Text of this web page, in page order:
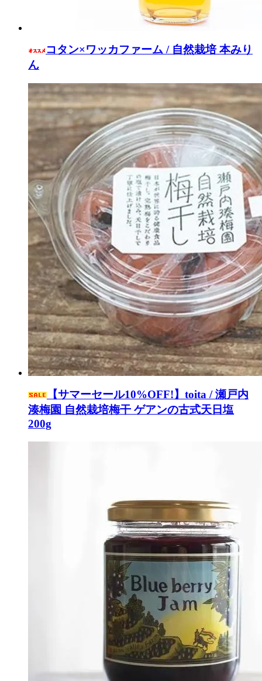
コタン×ワッカファーム / 自然栽培 本みり
ん
【サマーセール10%OFF!】toita / 瀬戸内
湊梅園 自然栽培梅干 ゲアンの古式天日塩
200g